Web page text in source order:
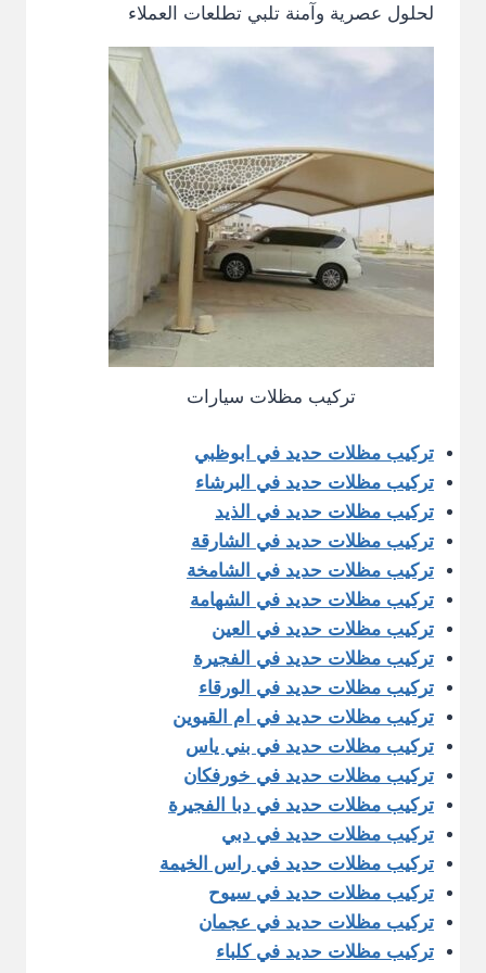
لحلول عصرية وآمنة تلبي تطلعات العملاء
تركيب مظلات سيارات
تركيب مظلات حديد في ابوظبي
تركيب مظلات حديد في البرشاء
تركيب مظلات حديد في الذيد
تركيب مظلات حديد في الشارقة
تركيب مظلات حديد في الشامخة
تركيب مظلات حديد في الشهامة
تركيب مظلات حديد في العين
تركيب مظلات حديد في الفجيرة
تركيب مظلات حديد في الورقاء
تركيب مظلات حديد في ام القيوين
تركيب مظلات حديد في بني ياس
تركيب مظلات حديد في خورفكان
تركيب مظلات حديد في دبا الفجيرة
تركيب مظلات حديد في دبي
تركيب مظلات حديد في راس الخيمة
تركيب مظلات حديد في سيوح
تركيب مظلات حديد في عجمان
تركيب مظلات حديد في كلباء